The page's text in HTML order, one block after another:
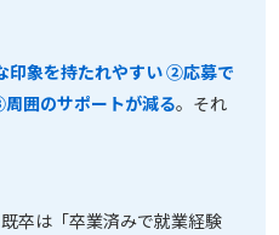
印象を持たれやすい ②応募で
囲のサポートが減る。それ
卒は「卒業済みで就業経験